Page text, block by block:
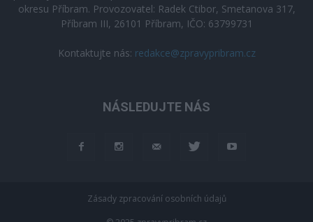
okresu Příbram. Provozovatel: Radek Ctibor, Smetanova 317,
Příbram III, 26101 Příbram, IČO: 63799731
Kontaktujte nás: redakce@zpravypribram.cz
NÁSLEDUJTE NÁS
Zásady zpracování osobních údajů